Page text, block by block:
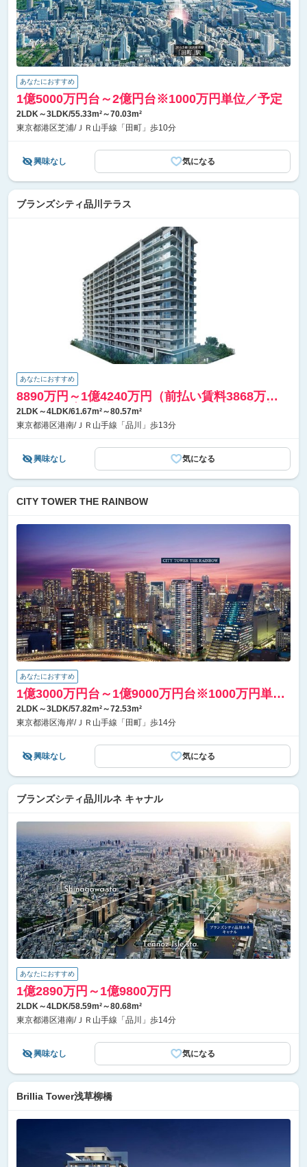
あなたにおすすめ
1億5000万円台～2億円台※1000万円単位／予定
2LDK～3LDK/55.33m²～70.03m²
東京都港区芝浦/ＪＲ山手線「田町」歩10分
興味なし 気になる
ブランズシティ品川テラス
あなたにおすすめ
8890万円～1億4240万円（前払い賃料3868万
2404円、建物価格5021万7596円～前払い賃料
4783万1700円、建物価格9456万8300円）
2LDK～4LDK/61.67m²～80.57m²
東京都港区港南/ＪＲ山手線「品川」歩13分
興味なし 気になる
CITY TOWER THE RAINBOW
あなたにおすすめ
1億3000万円台～1億9000万円台※1000万円単位
／予定
2LDK～3LDK/57.82m²～72.53m²
東京都港区海岸/ＪＲ山手線「田町」歩14分
興味なし 気になる
ブランズシティ品川ルネ キャナル
あなたにおすすめ
1億2890万円～1億9800万円
2LDK～4LDK/58.59m²～80.68m²
東京都港区港南/ＪＲ山手線「品川」歩14分
興味なし 気になる
Brillia Tower浅草柳橋